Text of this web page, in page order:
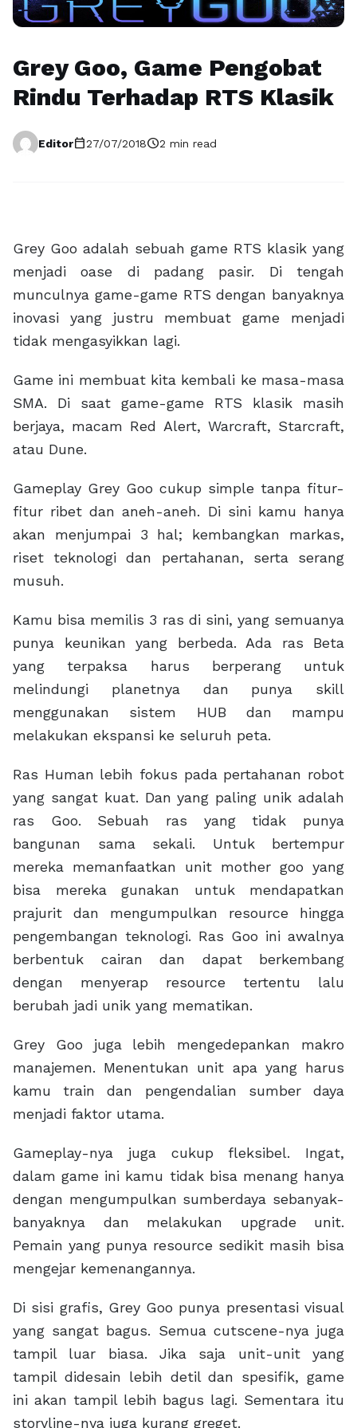
Grey Goo, Game Pengobat
Rindu Terhadap RTS Klasik
Editorcalendar_today27/07/2018schedule2 min read
Grey Goo adalah sebuah game RTS klasik yang
menjadi oase di padang pasir. Di tengah
munculnya game-game RTS dengan banyaknya
inovasi yang justru membuat game menjadi
tidak mengasyikkan lagi.
Game ini membuat kita kembali ke masa-masa
SMA. Di saat game-game RTS klasik masih
berjaya, macam Red Alert, Warcraft, Starcraft,
atau Dune.
Gameplay Grey Goo cukup simple tanpa fitur-
fitur ribet dan aneh-aneh. Di sini kamu hanya
akan menjumpai 3 hal; kembangkan markas,
riset teknologi dan pertahanan, serta serang
musuh.
Kamu bisa memilis 3 ras di sini, yang semuanya
punya keunikan yang berbeda. Ada ras Beta
yang terpaksa harus berperang untuk
melindungi planetnya dan punya skill
menggunakan sistem HUB dan mampu
melakukan ekspansi ke seluruh peta.
Ras Human lebih fokus pada pertahanan robot
yang sangat kuat. Dan yang paling unik adalah
ras Goo. Sebuah ras yang tidak punya
bangunan sama sekali. Untuk bertempur
mereka memanfaatkan unit mother goo yang
bisa mereka gunakan untuk mendapatkan
prajurit dan mengumpulkan resource hingga
pengembangan teknologi. Ras Goo ini awalnya
berbentuk cairan dan dapat berkembang
dengan menyerap resource tertentu lalu
berubah jadi unik yang mematikan.
Grey Goo juga lebih mengedepankan makro
manajemen. Menentukan unit apa yang harus
kamu train dan pengendalian sumber daya
menjadi faktor utama.
Gameplay-nya juga cukup fleksibel. Ingat,
dalam game ini kamu tidak bisa menang hanya
dengan mengumpulkan sumberdaya sebanyak-
banyaknya dan melakukan upgrade unit.
Pemain yang punya resource sedikit masih bisa
mengejar kemenangannya.
Di sisi grafis, Grey Goo punya presentasi visual
yang sangat bagus. Semua cutscene-nya juga
tampil luar biasa. Jika saja unit-unit yang
tampil didesain lebih detil dan spesifik, game
ini akan tampil lebih bagus lagi. Sementara itu
storyline-nya juga kurang greget.